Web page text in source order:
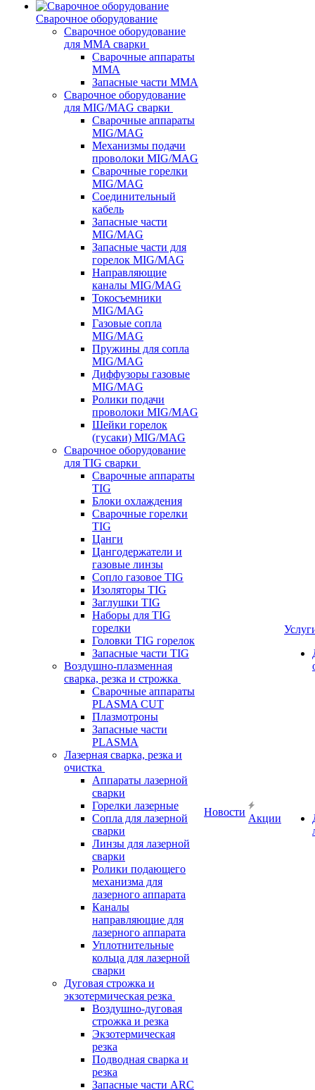
Сварочное оборудование
Сварочное оборудование
для MMA сварки
Сварочные аппараты
MMA
Запасные части MMA
Сварочное оборудование
для MIG/MAG сварки
Сварочные аппараты
MIG/MAG
Механизмы подачи
проволоки MIG/MAG
Сварочные горелки
MIG/MAG
Соединительный
кабель
Запасные части
MIG/MAG
Запасные части для
горелок MIG/MAG
Направляющие
каналы MIG/MAG
Токосъемники
MIG/MAG
Газовые сопла
MIG/MAG
Пружины для сопла
MIG/MAG
Диффузоры газовые
MIG/MAG
Ролики подачи
проволоки MIG/MAG
Шейки горелок
(гусаки) MIG/MAG
Сварочное оборудование
для TIG сварки
Сварочные аппараты
TIG
Блоки охлаждения
Сварочные горелки
TIG
Цанги
Цангодержатели и
газовые линзы
Сопло газовое TIG
Изоляторы TIG
Заглушки TIG
Наборы для TIG
горелки
Головки TIG горелок
Запасные части TIG
Воздушно-плазменная
сварка, резка и строжка
Сварочные аппараты
PLASMA CUT
Плазмотроны
Запасные части
PLASMA
Лазерная сварка, резка и
очистка
Аппараты лазерной
сварки
Горелки лазерные
Сопла для лазерной
сварки
Линзы для лазерной
сварки
Ролики подающего
механизма для
лазерного аппарата
Каналы
направляющие для
лазерного аппарата
Уплотнительные
кольца для лазерной
сварки
Дуговая строжка и
экзотермическая резка
Воздушно-дуговая
строжка и резка
Экзотермическая
резка
Подводная сварка и
резка
Запасные части ARC
Новости
Акции